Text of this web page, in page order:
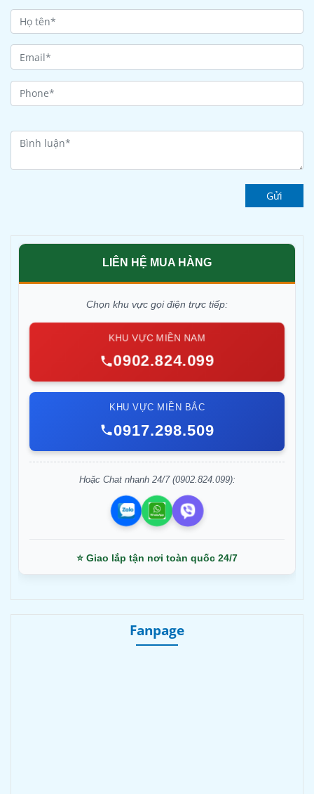
Gửi
LIÊN HỆ MUA HÀNG
Chọn khu vực gọi điện trực tiếp:
KHU VỰC MIỀN NAM
0902.824.099
KHU VỰC MIỀN BẮC
0917.298.509
Hoặc Chat nhanh 24/7 (0902.824.099):
⭐ Giao lắp tận nơi toàn quốc 24/7
Fanpage